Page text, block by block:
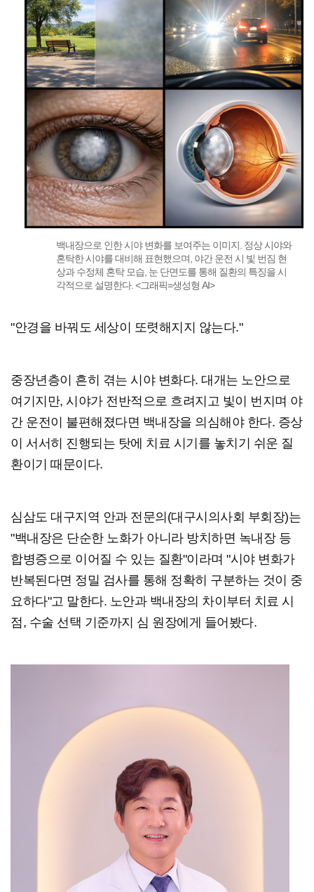
백내장으로 인한 시야 변화를 보여주는 이미지. 정상 시야와
혼탁한 시야를 대비해 표현했으며, 야간 운전 시 빛 번짐 현
상과 수정체 혼탁 모습, 눈 단면도를 통해 질환의 특징을 시
각적으로 설명한다. <그래픽=생성형 AI>
"안경을 바꿔도 세상이 또렷해지지 않는다."
중장년층이 흔히 겪는 시야 변화다. 대개는 노안으로
여기지만, 시야가 전반적으로 흐려지고 빛이 번지며 야
간 운전이 불편해졌다면 백내장을 의심해야 한다. 증상
이 서서히 진행되는 탓에 치료 시기를 놓치기 쉬운 질
환이기 때문이다.
심삼도 대구지역 안과 전문의(대구시의사회 부회장)는
"백내장은 단순한 노화가 아니라 방치하면 녹내장 등
합병증으로 이어질 수 있는 질환"이라며 "시야 변화가
반복된다면 정밀 검사를 통해 정확히 구분하는 것이 중
요하다"고 말한다. 노안과 백내장의 차이부터 치료 시
점, 수술 선택 기준까지 심 원장에게 들어봤다.